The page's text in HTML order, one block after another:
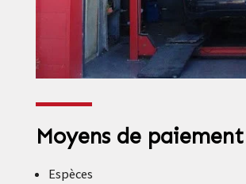
Moyens de paiement
Espèces